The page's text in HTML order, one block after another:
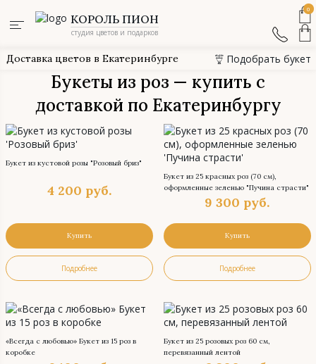
КОРОЛЬ ПИОН
студия цветов и подарков
0
Доставка цветов в Екатеринбурге Подобрать букет
Букеты из роз — купить с
доставкой по Екатеринбургу
Букет из кустовой розы "Розовый бриз"
4 200 руб.
Купить
Подробнее
Букет из 25 красных роз (70 см),
оформленные зеленью "Пучина страсти"
9 300 руб.
Купить
Подробнее
«Всегда с любовью» Букет из 15 роз в
коробке
Букет из 25 розовых роз 60 см,
перевязанный лентой